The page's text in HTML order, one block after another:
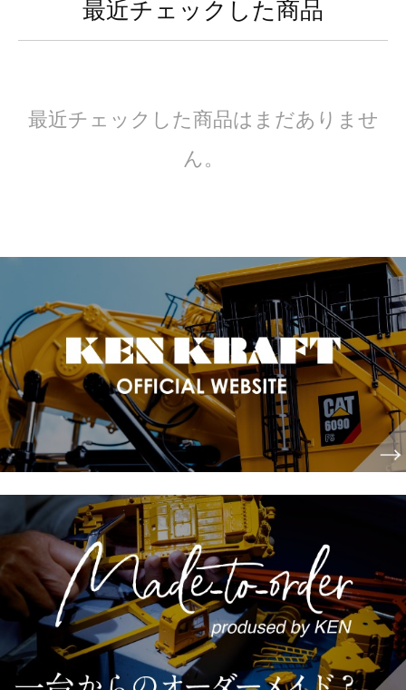
最近チェックした商品
最近チェックした商品はまだありませ
ん。